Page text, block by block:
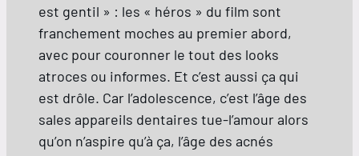
est gentil » : les « héros » du film sont
franchement moches au premier abord,
avec pour couronner le tout des looks
atroces ou informes. Et c’est aussi ça qui
est drôle. Car l’adolescence, c’est l’âge des
sales appareils dentaires tue-l’amour alors
qu’on n’aspire qu’à ça, l’âge des acnés